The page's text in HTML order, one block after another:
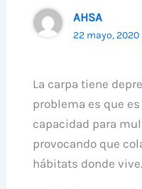
AHSA
22 mayo, 2020
La carpa tiene
problema es que
capacidad para
provocando que
hábitats donde vive.